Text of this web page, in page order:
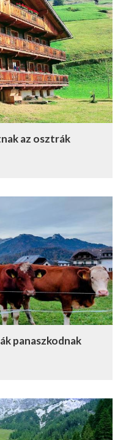
az osztrák
panaszkodnak